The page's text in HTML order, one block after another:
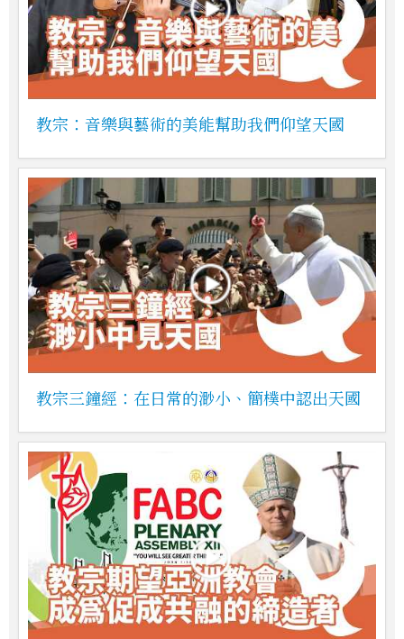
教宗：音樂與藝術的美能幫助我們仰望天國
教宗三鐘經：在日常的渺小、簡樸中認出天國